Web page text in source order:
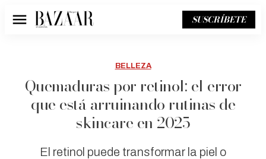
Menú SUSCRÍBETE
BELLEZA
Quemaduras por retinol: el error
que está arruinando rutinas de
skincare en 2025
El retinol puede transformar la piel o